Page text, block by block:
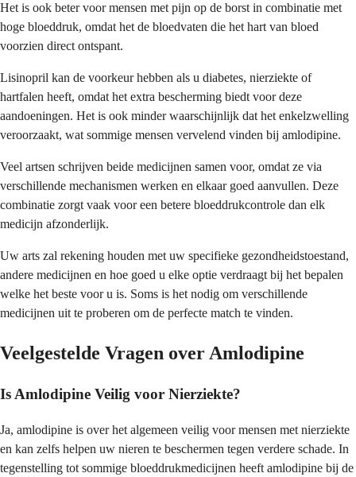
Het is ook beter voor mensen met pijn op de borst in combinatie met
hoge bloeddruk, omdat het de bloedvaten die het hart van bloed
voorzien direct ontspant.
Lisinopril kan de voorkeur hebben als u diabetes, nierziekte of
hartfalen heeft, omdat het extra bescherming biedt voor deze
aandoeningen. Het is ook minder waarschijnlijk dat het enkelzwelling
veroorzaakt, wat sommige mensen vervelend vinden bij amlodipine.
Veel artsen schrijven beide medicijnen samen voor, omdat ze via
verschillende mechanismen werken en elkaar goed aanvullen. Deze
combinatie zorgt vaak voor een betere bloeddrukcontrole dan elk
medicijn afzonderlijk.
Uw arts zal rekening houden met uw specifieke gezondheidstoestand,
andere medicijnen en hoe goed u elke optie verdraagt bij het bepalen
welke het beste voor u is. Soms is het nodig om verschillende
medicijnen uit te proberen om de perfecte match te vinden.
Veelgestelde Vragen over Amlodipine
Is Amlodipine Veilig voor Nierziekte?
Ja, amlodipine is over het algemeen veilig voor mensen met nierziekte
en kan zelfs helpen uw nieren te beschermen tegen verdere schade. In
tegenstelling tot sommige bloeddrukmedicijnen heeft amlodipine bij de